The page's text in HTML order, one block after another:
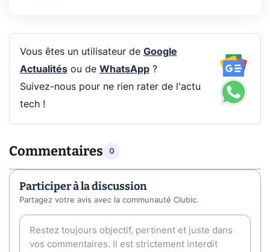
Vous êtes un utilisateur de Google
Actualitésou de WhatsApp?
Suivez-nous pour ne rien rater de l'actu
tech !
Commentaires 0
Participer à la discussion
Partagez votre avis avec la communauté Clubic.